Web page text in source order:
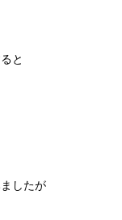
と
したが